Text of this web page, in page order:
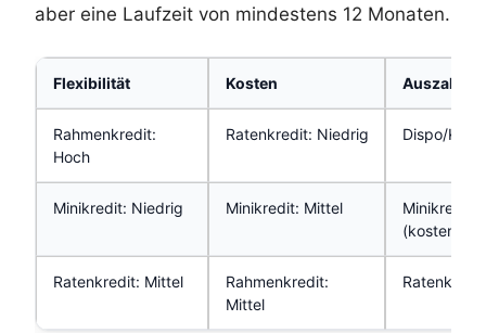
aber eine Laufzeit von mindestens 12 Monaten.
Flexibilität Kosten
Rahmenkredit:
Hoch
Ratenkredit: Niedrig Dispo/
Minikredit: Niedrig Minikredit: Mittel
Minikredit:
Ratenkredit: Mittel
Rahmenkredit:
Mittel